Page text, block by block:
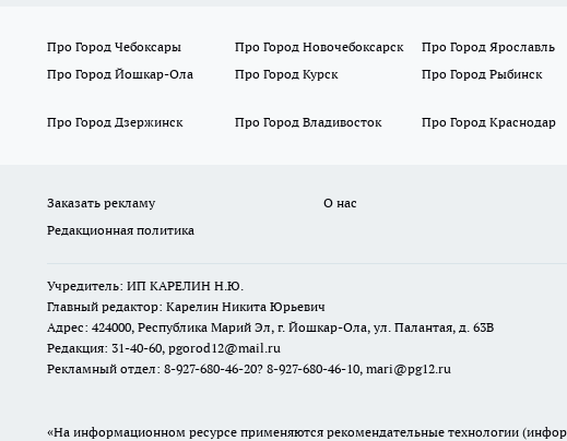
Про Город Чебоксары Про Город Новочебоксарск Про Город Ярославль
Про Город Йошкар-Ола
Про Город Курск Про Город Рыбинск
Про Город Дзержинск
Про Город Владивосток Про Город Краснодар
Заказать рекламу О нас
Редакционная политика
Учредитель: ИП КАРЕЛИН Н.Ю.
Главный редактор: Карелин Никита Юрьевич
Адрес: 424000, Республика Марий Эл, г. Йошкар-Ола, ул. Палантая, д. 63В
Редакция: 31-40-60, pgorod12@mail.ru
Рекламный отдел: 8-927-680-46-20? 8-927-680-46-10, mari@pg12.ru
«На информационном ресурсе применяются рекомендательные технологии